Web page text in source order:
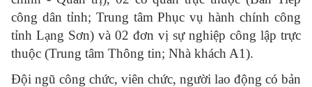
công dân tỉnh; Trung tâm Phục vụ hành chính công
tỉnh Lạng Sơn) và 02 đơn vị sự nghiệp công lập trực
thuộc (Trung tâm Thông tin; Nhà khách A1).
Đội ngũ công chức, viên chức, người lao động có bản